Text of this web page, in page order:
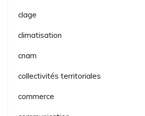
clage
climatisation
cnam
collectivités territoriales
commerce